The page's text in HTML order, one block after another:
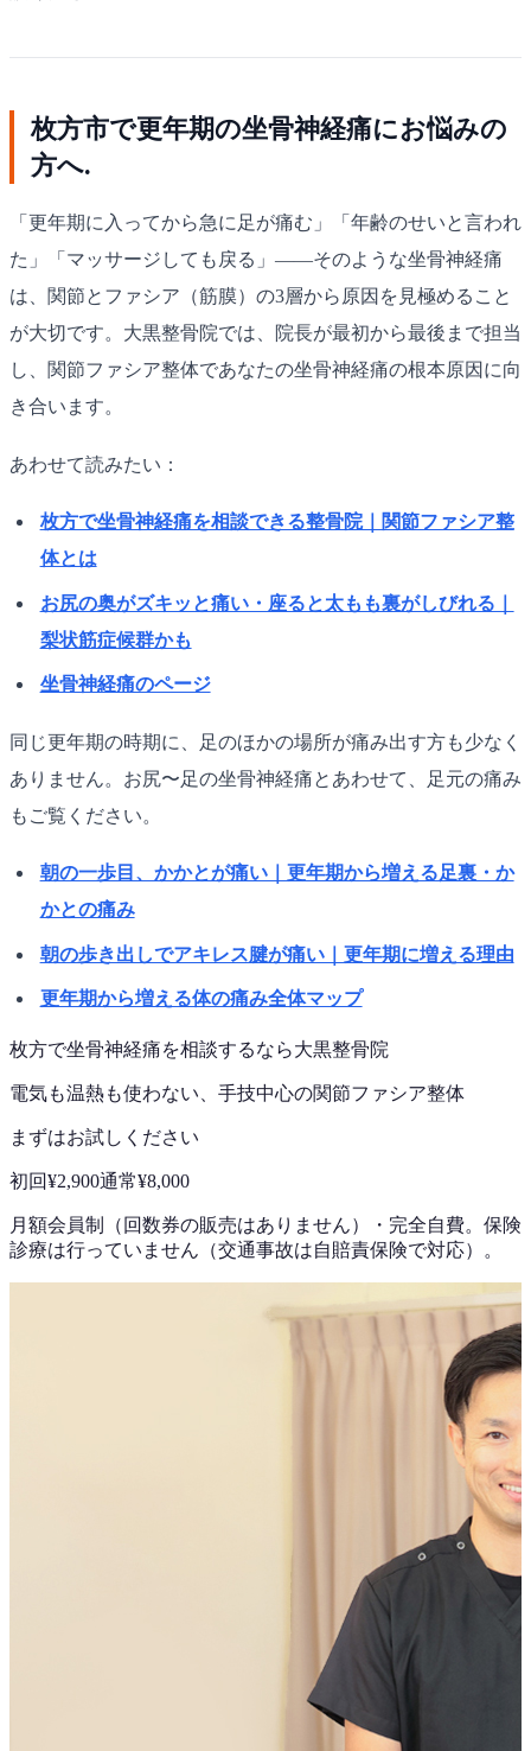
枚方市で更年期の坐骨神経痛にお悩みの
方へ.
「更年期に入ってから急に足が痛む」「年齢のせいと言われ
た」「マッサージしても戻る」——そのような坐骨神経痛
は、関節とファシア（筋膜）の3層から原因を見極めること
が大切です。大黒整骨院では、院長が最初から最後まで担当
し、関節ファシア整体であなたの坐骨神経痛の根本原因に向
き合います。
あわせて読みたい：
枚方で坐骨神経痛を相談できる整骨院｜関節ファシア整
体とは
お尻の奥がズキッと痛い・座ると太もも裏がしびれる｜
梨状筋症候群かも
坐骨神経痛のページ
同じ更年期の時期に、足のほかの場所が痛み出す方も少なく
ありません。お尻〜足の坐骨神経痛とあわせて、足元の痛み
もご覧ください。
朝の一歩目、かかとが痛い｜更年期から増える足裏・か
かとの痛み
朝の歩き出しでアキレス腱が痛い｜更年期に増える理由
更年期から増える体の痛み全体マップ
枚方で坐骨神経痛を相談するなら大黒整骨院
電気も温熱も使わない、手技中心の関節ファシア整体
まずはお試しください
初回¥2,900通常¥8,000
月額会員制（回数券の販売はありません） ・ 完全自費。保険
診療は行っていません（交通事故は自賠責保険で対応）。